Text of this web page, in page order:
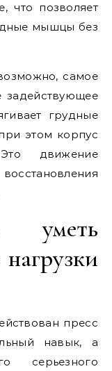
что позволяет
мышцы без
самое
задействующее
грудные
этом корпус
движение
уметь
пресс
навык, а
серьезного